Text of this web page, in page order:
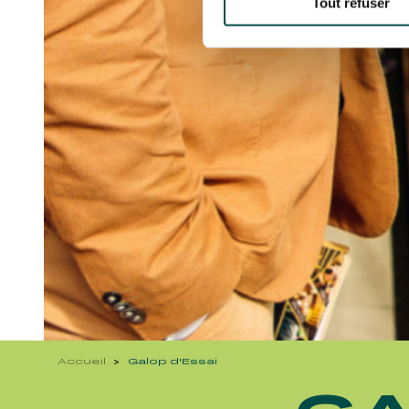
Tout refuser
Accueil Galop d'Essai